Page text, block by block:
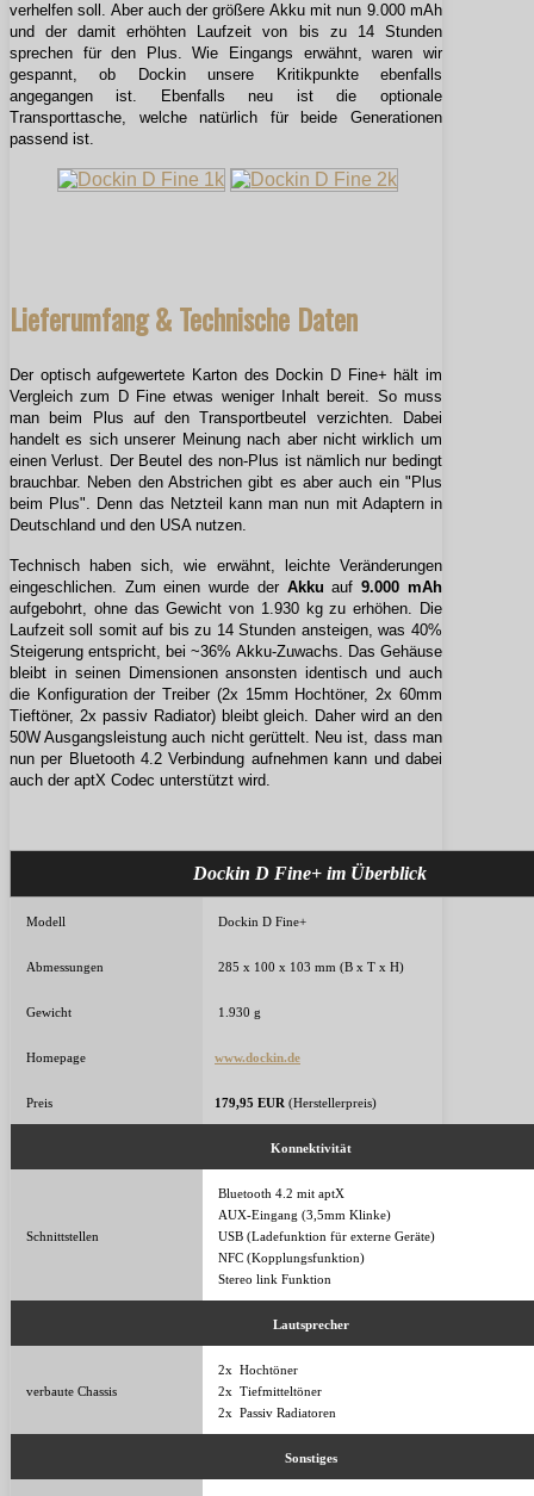
verhelfen soll. Aber auch der größere Akku mit nun 9.000 mAh
und der damit erhöhten Laufzeit von bis zu 14 Stunden
sprechen für den Plus. Wie Eingangs erwähnt, waren wir
gespannt, ob Dockin unsere Kritikpunkte ebenfalls
angegangen ist. Ebenfalls neu ist die optionale
Transporttasche, welche natürlich für beide Generationen
passend ist.
Lieferumfang & Technische Daten
Der optisch aufgewertete Karton des Dockin D Fine+ hält im
Vergleich zum D Fine etwas weniger Inhalt bereit. So muss
man beim Plus auf den Transportbeutel verzichten. Dabei
handelt es sich unserer Meinung nach aber nicht wirklich um
einen Verlust. Der Beutel des non-Plus ist nämlich nur bedingt
brauchbar. Neben den Abstrichen gibt es aber auch ein "Plus
beim Plus". Denn das Netzteil kann man nun mit Adaptern in
Deutschland und den USA nutzen.
Technisch haben sich, wie erwähnt, leichte Veränderungen
eingeschlichen. Zum einen wurde der Akku auf 9.000 mAh
aufgebohrt, ohne das Gewicht von 1.930 kg zu erhöhen. Die
Laufzeit soll somit auf bis zu 14 Stunden ansteigen, was 40%
Steigerung entspricht, bei ~36% Akku-Zuwachs. Das Gehäuse
bleibt in seinen Dimensionen ansonsten identisch und auch
die Konfiguration der Treiber (2x 15mm Hochtöner, 2x 60mm
Tieftöner, 2x passiv Radiator) bleibt gleich. Daher wird an den
50W Ausgangsleistung auch nicht gerüttelt. Neu ist, dass man
nun per Bluetooth 4.2 Verbindung aufnehmen kann und dabei
auch der aptX Codec unterstützt wird.
Dockin D Fine+ im Überblick
Modell Dockin D Fine+
Abmessungen 285 x 100 x 103 mm (B x T x H)
Gewicht 1.930 g
Homepage www.dockin.de
Preis 179,95 EUR (Herstellerpreis)
Konnektivität
Schnittstellen
Bluetooth 4.2 mit aptX
AUX-Eingang (3,5mm Klinke)
USB (Ladefunktion für externe Geräte)
NFC (Kopplungsfunktion)
Stereo link Funktion
Lautsprecher
verbaute Chassis
2x Hochtöner
2x Tiefmitteltöner
2x Passiv Radiatoren
Sonstiges